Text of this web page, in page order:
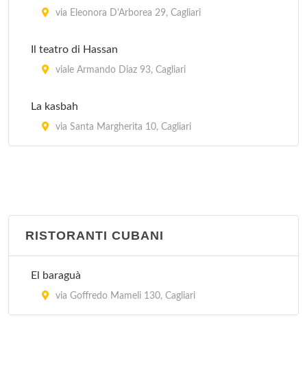
via Eleonora D'Arborea 29, Cagliari
Il teatro di Hassan
viale Armando Diaz 93, Cagliari
La kasbah
via Santa Margherita 10, Cagliari
RISTORANTI CUBANI
El baraguà
via Goffredo Mameli 130, Cagliari